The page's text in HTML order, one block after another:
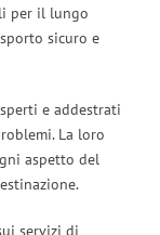
per il lungo
sicuro e
e addestrati
La loro
aspetto del
servizi di